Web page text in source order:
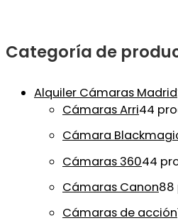
Categoría de
Alquiler Cámaras Madrid
Cámaras Arri44
Cámara
Cámaras 36044
Cámaras Canon88
Cámaras de acción